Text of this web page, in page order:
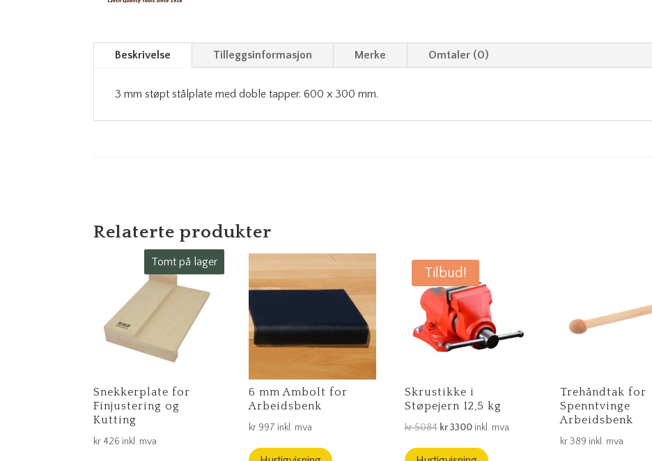
Beskrivelse Tilleggsinformasjon Merke Omtaler (0)
3 mm støpt stålplate med doble tapper. 600 x 300 mm.
Relaterte produkter
Tomt på lager
Snekkerplate for
Finjustering og
Kutting
kr 426 inkl. mva
6 mm Ambolt for
Arbeidsbenk
kr 997 inkl. mva
Tilbud!
Skrustikke i
Støpejern 12,5 kg
kr5084 Opprinnelig
kr3300Nåværende
inkl. mva
Trehåndtak for
Spenntvinge
Arbeidsbenk
kr389 inkl. mva